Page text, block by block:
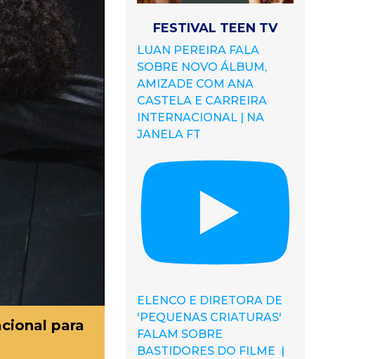
para
FESTIVAL TEEN TV
LUAN PEREIRA FALA
SOBRE NOVO ÁLBUM,
AMIZADE COM ANA
CASTELA E CARREIRA
INTERNACIONAL | NA
JANELA FT
ELENCO E DIRETORA DE
'PEQUENAS CRIATURAS'
FALAM SOBRE
BASTIDORES DO FILME |